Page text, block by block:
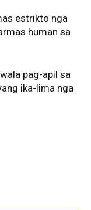
estrikto nga
human sa
pag-apil sa
ika-lima nga